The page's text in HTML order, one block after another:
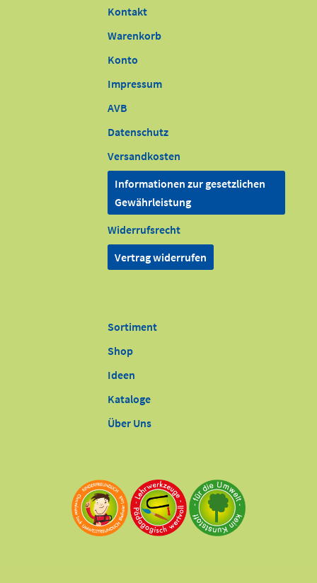
Kontakt
Warenkorb
Konto
Impressum
AVB
Datenschutz
Versandkosten
Informationen zur gesetzlichen
Gewährleistung
Widerrufsrecht
Vertrag widerrufen
Sortiment
Shop
Ideen
Kataloge
Über Uns